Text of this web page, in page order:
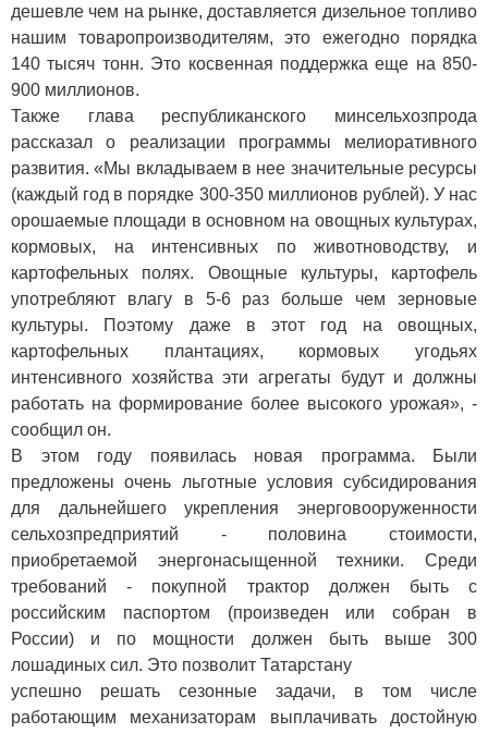
дешевле чем на рынке, доставляется дизельное топливо
нашим товаропроизводителям, это ежегодно порядка
140 тысяч тонн. Это косвенная поддержка еще на 850-
900 миллионов.
Также глава республиканского минсельхозпрода
рассказал о реализации программы мелиоративного
развития. «Мы вкладываем в нее значительные ресурсы
(каждый год в порядке 300-350 миллионов рублей). У нас
орошаемые площади в основном на овощных культурах,
кормовых, на интенсивных по животноводству, и
картофельных полях. Овощные культуры, картофель
употребляют влагу в 5-6 раз больше чем зерновые
культуры. Поэтому даже в этот год на овощных,
картофельных плантациях, кормовых угодьях
интенсивного хозяйства эти агрегаты будут и должны
работать на формирование более высокого урожая», -
сообщил он.
В этом году появилась новая программа. Были
предложены очень льготные условия субсидирования
для дальнейшего укрепления энерговооруженности
сельхозпредприятий - половина стоимости,
приобретаемой энергонасыщенной техники. Среди
требований - покупной трактор должен быть с
российским паспортом (произведен или собран в
России) и по мощности должен быть выше 300
лошадиных сил. Это позволит Татарстану
успешно решать сезонные задачи, в том числе
работающим механизаторам выплачивать достойную